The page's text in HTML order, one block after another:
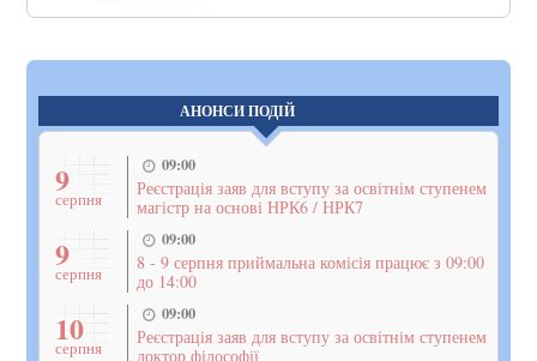
АНОНСИ ПОДІЙ
9
серпня
09:00
Реєстрація заяв для вступу за освітнім ступенем
магістр на основі НРК6 / НРК7
9
серпня
09:00
8 - 9 серпня приймальна комісія працює з 09:00
до 14:00
10
серпня
09:00
Реєстрація заяв для вступу за освітнім ступенем
доктор філософії